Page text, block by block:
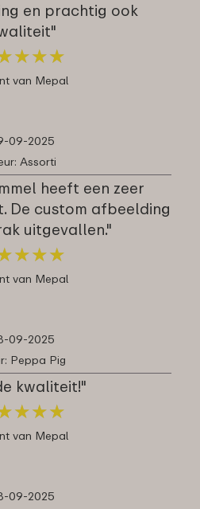
en prachtig ook
★★★
★★★
van Mepal
09-2025
Assorti
heeft een zeer
De custom afbeelding
uitgevallen."
★★★
★★★
van Mepal
09-2025
Peppa Pig
kwaliteit!"
★★★
★★★
van Mepal
09-2025